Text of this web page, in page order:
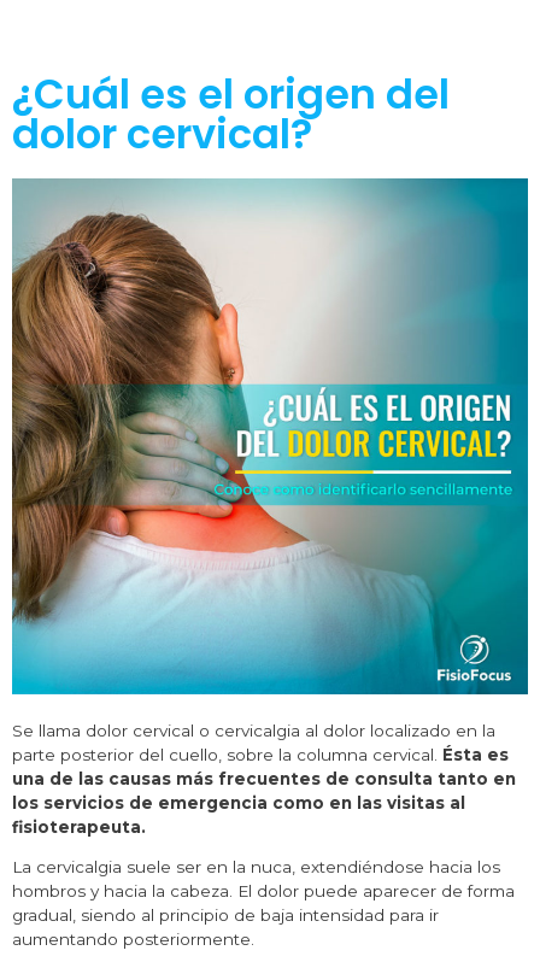
¿Cuál es el origen del
dolor cervical?
Se llama dolor cervical o cervicalgia al dolor localizado en la
parte posterior del cuello, sobre la columna cervical. Ésta es
una de las causas más frecuentes de consulta tanto en
los servicios de emergencia como en las visitas al
fisioterapeuta.
La cervicalgia suele ser en la nuca, extendiéndose hacia los
hombros y hacia la cabeza. El dolor puede aparecer de forma
gradual, siendo al principio de baja intensidad para ir
aumentando posteriormente.